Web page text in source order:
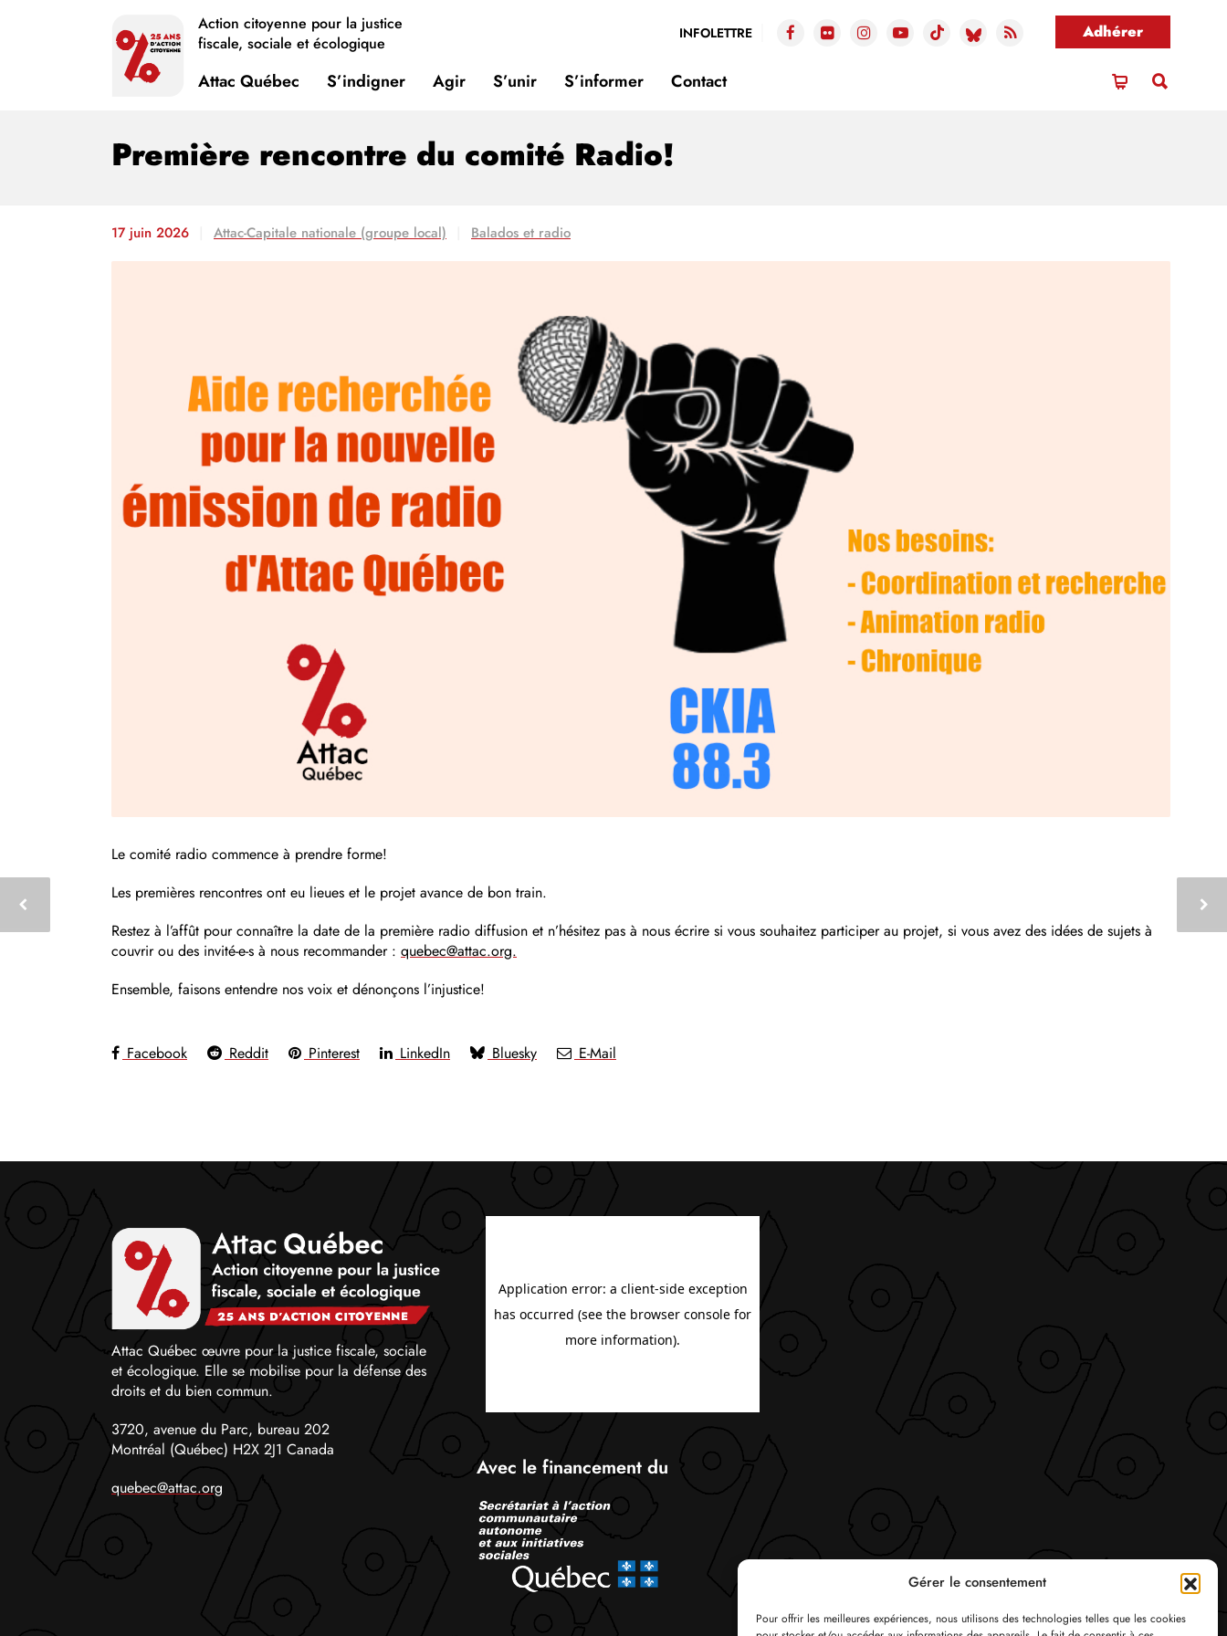
Gérer le consentement
Pour offrir les meilleures expériences, nous utilisons des technologies telles que les cookies
Action citoyenne pour la justice
fiscale, sociale et écologique
INFOLETTRE Adhérer
Attac Québec S’indigner Agir S’unir S’informer Contact
Première rencontre du comité Radio!
17 juin 2026 Attac-Capitale nationale (groupe local) Balados et radio
Le comité radio commence à prendre forme!
Les premières rencontres ont eu lieues et le projet avance de bon train.
Restez à l’affût pour connaître la date de la première radio diffusion et n’hésitez pas à nous écrire si vous souhaitez participer au projet, si vous avez des idées de sujets à
couvrir ou des invité-e-s à nous recommander : quebec@attac.org.
Ensemble, faisons entendre nos voix et dénonçons l’injustice!
Facebook Reddit Pinterest LinkedIn Bluesky E-Mail
Attac Québec œuvre pour la justice fiscale, sociale
et écologique. Elle se mobilise pour la défense des
droits et du bien commun.
3720, avenue du Parc, bureau 202
Montréal (Québec) H2X 2J1 Canada
quebec@attac.org
Avec le financement du